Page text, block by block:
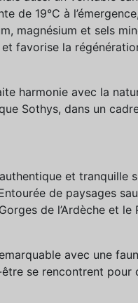
de 19°C à
magnésium et sels
favorise la
harmonie avec la
Sothys, dans un
et tranquille
de paysages
de l’Ardèche et le
avec une
se rencontrent pour